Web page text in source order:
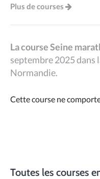
Plus de courses
La course Seine
septembre 2025 dans
Normandie.
Cette course ne
Toutes les courses